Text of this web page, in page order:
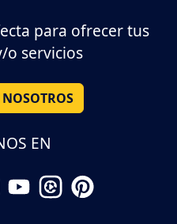
para ofrecer tus
o servicios
EN